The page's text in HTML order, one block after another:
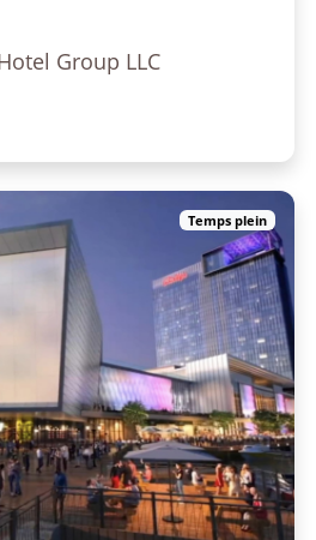
Group LLC
Temps plein